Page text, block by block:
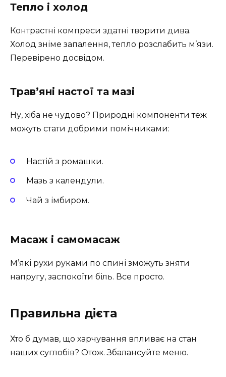
Тепло і холод
Контрастні компреси здатні творити дива.
Холод зніме запалення, тепло розслабить м’язи.
Перевірено досвідом.
Трав’яні настої та мазі
Ну, хіба не чудово? Природні компоненти теж
можуть стати добрими помічниками:
Настій з ромашки.
Мазь з календули.
Чай з імбиром.
Масаж і самомасаж
М’які рухи руками по спині зможуть зняти
напругу, заспокоїти біль. Все просто.
Правильна дієта
Хто б думав, що харчування впливає на стан
наших суглобів? Отож. Збалансуйте меню.